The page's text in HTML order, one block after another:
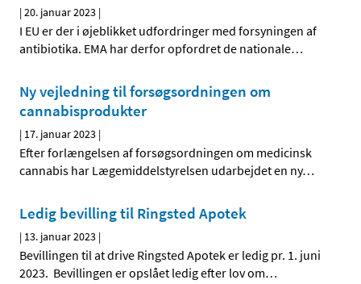
|20. januar 2023 |
I EU er der i øjeblikket udfordringer med forsyningen af
antibiotika. EMA har derfor opfordret de nationale…
Ny vejledning til forsøgsordningen om
cannabisprodukter
| 17. januar 2023 |
Efter forlængelsen af forsøgsordningen om medicinsk
cannabis har Lægemiddelstyrelsen udarbejdet en ny…
Ledig bevilling til Ringsted Apotek
| 13. januar 2023 |
Bevillingen til at drive Ringsted Apotek er ledig pr. 1. juni
2023. Bevillingen er opslået ledig efter lov om…